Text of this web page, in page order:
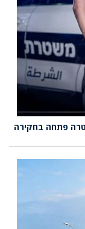
פתחה בחקירה